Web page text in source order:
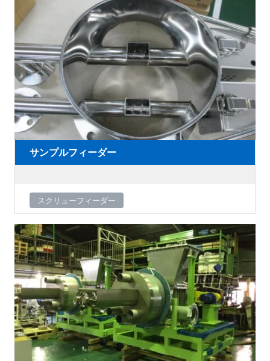
サンプルフィーダー
スクリューフィーダー